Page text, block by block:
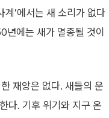
계’에서는 새 소리가 없다
에는 새가 멸종될 것이
재앙은 없다. 새들의 운
다. 기후 위기와 지구 온